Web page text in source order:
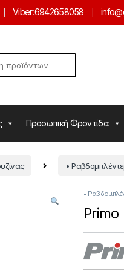
Viber:6942658058
Προσωπική Φροντίδα
•
•